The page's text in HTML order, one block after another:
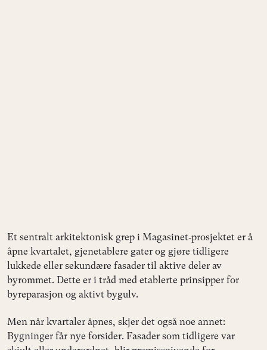
Et sentralt arkitektonisk grep i Magasinet‑prosjektet er å
åpne kvartalet, gjenetablere gater og gjøre tidligere
lukkede eller sekundære fasader til aktive deler av
byrommet. Dette er i tråd med etablerte prinsipper for
byreparasjon og aktivt bygulv.
Men når kvartaler åpnes, skjer det også noe annet:
Bygninger får nye forsider. Fasader som tidligere var